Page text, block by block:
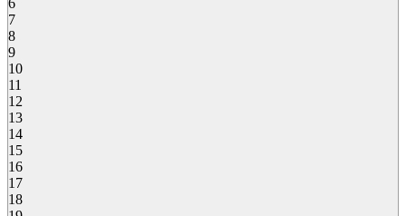
6
7
8
9
10
11
12
13
14
15
16
17
18